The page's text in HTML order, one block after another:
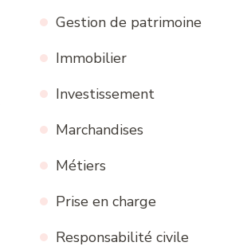
Gestion de patrimoine
Immobilier
Investissement
Marchandises
Métiers
Prise en charge
Responsabilité civile